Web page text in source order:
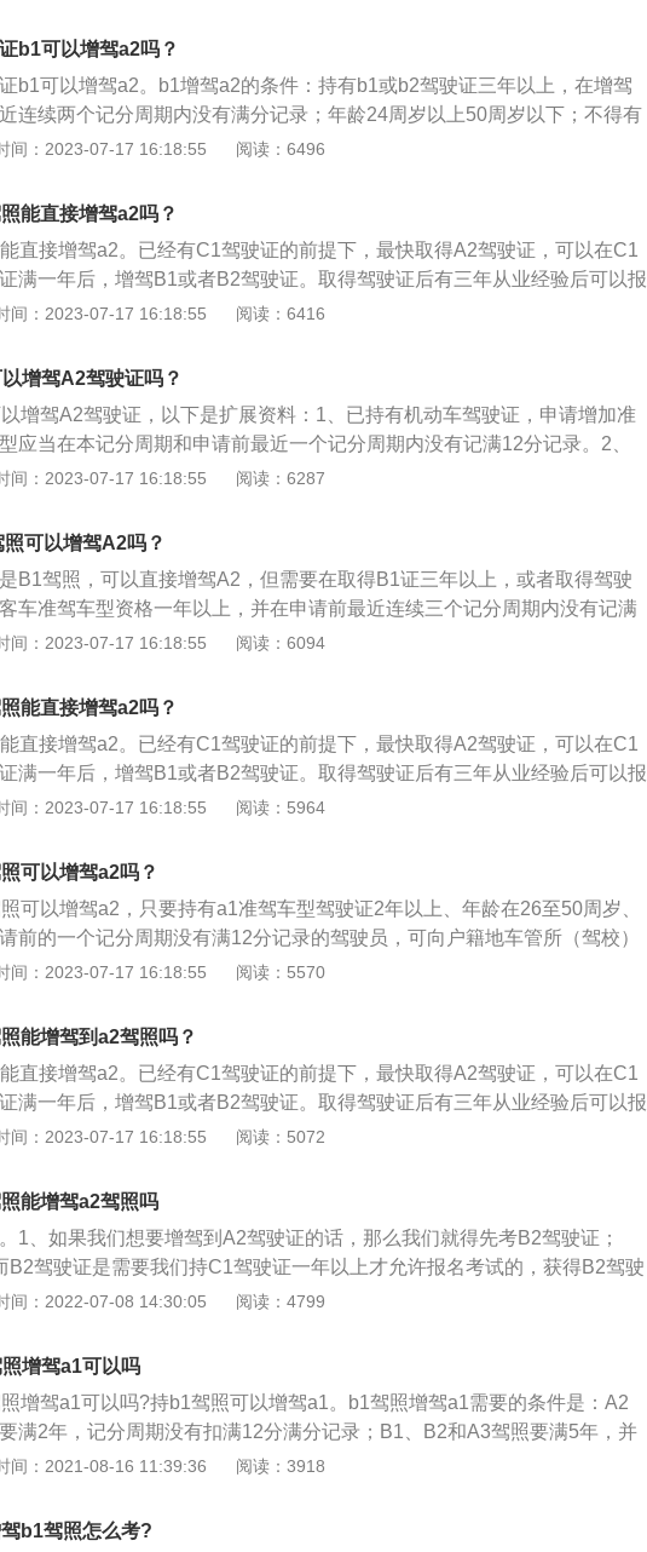
《准驾车型及代号》规定：A1的准驾车型为大型客车，准驾车辆为大型载
车，并准予驾驶A3、B1、B2、C1、C2、C3、C4、M的准驾车型。根据中
共和国公安部令第139号《准驾车型及代号》规定：A2准驾车型为牵引
驾的车辆为重型、中型全挂、半挂汽车列车，准予驾驶的其他车型为B1、
、C2、C3、C4、M。
、右手拇指缺失或手指末节残缺五类人员）专用小型自动挡载客汽车D：
轮摩托车和EE：普通二轮摩托车和FF：轻便摩托车M：轮式自行机械车
轨电车P：有轨电车
取得驾驶中型客车或者大型客车准驾车型资格三年以上，或者取得驾驶大
车准驾车型资格一年以上，并在申请前最近连续三个记分周期内没有记满12
。
b1可以增驾a2吗？
b1可以增驾a2。b1增驾a2的条件：持有b1或b2驾驶证三年以上，在增驾
连续两个记分周期内没有满分记录；年龄24周岁以上50周岁以下；不得有
驶记录，不得有在致人死亡事故中承担主责或全责的记录。申请增驾中型
准驾车型时，已取得驾驶城市公交车、大型货车、小型汽车、小型自动挡汽
低速载货汽车或者三轮汽车准驾车型资格三年以上，并在申请前最近连续三
周期内没有记满12分记录。2、申请增加牵引车准驾车型时，已取得驾驶
车或者大型货车准驾车型资格三年以上，或者取得驾驶大型客车准驾车型
年以上，并在申请前最近连续三个记分周期内没有记满12分记录。3、申
，或者取得驾驶牵引车准驾车型资格二年以上，并在申请前最近连续五个
期内没有记满12分记录。
间：2023-07-17 16:18:55 阅读：6496
能直接增驾a2吗？
直接增驾a2。已经有C1驾驶证的前提下，最快取得A2驾驶证，可以在C1
满一年后，增驾B1或者B2驾驶证。取得驾驶证后有三年从业经验后可以报
驶证，所以通过C1证增驾A2需要至少四年。还可以通过第二种方法来进
证。这种方式会更快一些，不过不是从C1驾驶证增驾的形式考试。根据
人民共和国《机动车驾驶证申领和使用规定》(公安部令第123号)办理增驾需
下条件：第十四条：已持有机动车驾驶证，申请增加准驾车型的，应当在
周期和申请前最近一个记分周期内没有记满12分记录。申请增加中型客
引车、大型客车准驾车型的应当符合下列规定：申请增加中型客车准驾车
或者三轮汽车准驾车型资格三年以上，并在申请前最近连续三个记分周期
记满12分记录。申请增加牵引车准驾车型的，已取得驾驶中型客车或者大
车准驾车型资格三年以上，或者取得驾驶大型客车准驾车型资格一年以上，
，已取得驾驶中型客车城市公交车或者大型货车准驾车型资格五年以上，
记满12分记录。在暂住地可以申请增加的准驾车型为小型汽车、小型自动
、低速载货汽车、三轮汽车、普通三轮摩托车、普通二轮摩托车、轻便摩
第十五条：有下列情形之一的，不得申请大型客车、牵引车、中型客车、
车准驾车型：发生交通事故造成人员死亡，承担同等以上责任的。醉酒后
部令第139号《准驾车型及代号》规定：A1的准驾车型为大型客车，准驾车
大型载客汽车，并准予驾驶A3、B1、B2、C1、C2、C3、C4、M的准驾车
据中华人民共和国公安部令第139号《准驾车型及代号》规定：A2准驾车
引车，准驾的车辆为重型、中型全挂、半挂汽车列车，准予驾驶的其他车
、B2、C1、C2、C3、C4、M。
间：2023-07-17 16:18:55 阅读：6416
增驾A2驾驶证吗？
增驾A2驾驶证，以下是扩展资料：1、已持有机动车驾驶证，申请增加准
应当在本记分周期和申请前最近一个记分周期内没有记满12分记录。2、
驾驶中型客车或者大型货车准驾车型资格三年以上，或取得驾驶大型客车
暂住地可以申请增加准驾车型为小型汽车、小型自动挡汽车、低速载货汽
三轮汽车、普通三轮摩托车、普通二轮摩托车、轻便摩托车。
间：2023-07-17 16:18:55 阅读：6287
照可以增驾A2吗？
B1驾照，可以直接增驾A2，但需要在取得B1证三年以上，或者取得驾驶
车准驾车型资格一年以上，并在申请前最近连续三个记分周期内没有记满
录。B1驾驶证增驾A2需要满足以下条件：1、已持有机动车驾驶证，申请
2、已取得驾驶中型客车或者大型客车准驾车型资格三年以上，或者取得驾
型客车准驾车型资格一年以上，并在申请前最近连续三个记分周期内没有记
记录。
间：2023-07-17 16:18:55 阅读：6094
能直接增驾a2吗？
直接增驾a2。已经有C1驾驶证的前提下，最快取得A2驾驶证，可以在C1
满一年后，增驾B1或者B2驾驶证。取得驾驶证后有三年从业经验后可以报
驶证，所以通过C1证增驾A2需要至少四年。还可以通过第二种方法来进
驶证。这种方式会更快一些，不过不是从C1驾驶证增驾的形式考试。根据
人民共和国《机动车驾驶证申领和使用规定》(公安部令第123号)办理增驾需
下条件：第十四条：已持有机动车驾驶证，申请增加准驾车型的，应当在
周期和申请前最近一个记分周期内没有记满12分记录。申请增加中型客
引车、大型客车准驾车型的，还应当符合下列规定：申请增加中型客车准
汽车或者三轮汽车准驾车型资格三年以上，并在申请前最近连续三个记分
内没有记满12分记录；申请增加牵引车准驾车型的，已取得驾驶中型客车或
货车准驾车型资格三年以上，或者取得驾驶大型客车准驾车型资格一年以
型的，已取得驾驶中型客车城市公交车或者大型货车准驾车型资格五年以
没有记满12分记录；在暂住地可以申请增加的准驾车型为小型汽车、小型
汽车、低速载货汽车、三轮汽车、普通三轮摩托车、普通二轮摩托车、轻
车。第十五条：有下列情形之一的，不得申请大型客车、牵引车、中型客
型货车准驾车型：发生交通事故造成人员死亡，承担同等以上责任的；醉
安部令第139号《准驾车型及代号》规定：A1的准驾车型为大型客车，准
辆为大型载客汽车，并准予驾驶A3、B1、B2、C1、C2、C3、C4、M的准
。根据中华人民共和国公安部令第139号《准驾车型及代号》规定：A2准
为牵引车，准驾的车辆为重型、中型全挂、半挂汽车列车，准予驾驶的其
为B1、B2、C1、C2、C3、C4、M。
间：2023-07-17 16:18:55 阅读：5964
可以增驾a2吗？
可以增驾a2，只要持有a1准驾车型驾驶证2年以上、年龄在26至50周岁、
前的一个记分周期没有满12分记录的驾驶员，可向户籍地车管所（驾校）
驾。驾驶车辆的许可是通过驾驶证的核发来实现的，这表明获取驾驶证是
驶证是指依法允许学习驾驶机动车的人员，经过学习掌握了交通法规知识和
技术后，经管理部门考试合格，核发许可驾驶某类机动车的法律凭证。
间：2023-07-17 16:18:55 阅读：5570
能增驾到a2驾照吗？
直接增驾a2。已经有C1驾驶证的前提下，最快取得A2驾驶证，可以在C1
满一年后，增驾B1或者B2驾驶证。取得驾驶证后有三年从业经验后可以报
驶证，所以通过C1证增驾A2需要至少四年。还可以通过第二种方法来进
驶证。这种方式会更快一些，不过不是从C1驾驶证增驾的形式考试。根据
人民共和国《机动车驾驶证申领和使用规定》(公安部令第123号)办理增驾需
下条件：第十四条：已持有机动车驾驶证，申请增加准驾车型的，应当在
周期和申请前最近一个记分周期内没有记满12分记录。申请增加中型客
引车、大型客车准驾车型的，还应当符合下列规定：申请增加中型客车准
汽车或者三轮汽车准驾车型资格三年以上，并在申请前最近连续三个记分
没有记满12分记录；申请增加牵引车准驾车型的，已取得驾驶中型客车或
货车准驾车型资格三年以上，或者取得驾驶大型客车准驾车型资格一年以
型的，已取得驾驶中型客车城市公交车或者大型货车准驾车型资格五年以
没有记满12分记录；在暂住地可以申请增加的准驾车型为小型汽车、小型
间：2023-07-17 16:18:55 阅读：5072
能增驾a2驾照吗
1、如果我们想要增驾到A2驾驶证的话，那么我们就得先考B2驾驶证；
B2驾驶证是需要我们持C1驾驶证一年以上才允许报名考试的，获得B2驾驶
我们还需要等三年才能够申请办理增驾A2驾驶证，也就是说我们从C1增
重型牵引挂车车型的，已获得行驶中型客车或是重型货车车型资质2年以
或是获得行驶大客车车型资质一年以上，并在申请办理前近期持续二个记分
没扣满12分纪录。不过也有例外，《要求》中还表明正在接受全日制行驶
育的学生，已在校获得行驶小型汽车车型资质，并在本记分周期和申请办
期一个记分周期内没扣满12分纪录的，可以申请办理增加大客车、牵引车
间：2022-07-08 14:30:05 阅读：4799
照增驾a1可以吗
增驾a1可以吗?持b1驾照可以增驾a1。b1驾照增驾a1需要的条件是：A2
满2年，记分周期没有扣满12分满分记录；B1、B2和A3驾照要满5年，并
周期内没有扣满12分满分记录；C牌小车驾照不可以直接考，必须先增驾
以报名增驾。如果年龄小于26岁或者大于50周岁都是不符合增驾A2要求。以
申请增驾各类车型的规定：1、申请增加中型客车准驾车型的，已取得驾驶
间：2021-08-16 11:39:36 阅读：3918
b1驾照怎么考?